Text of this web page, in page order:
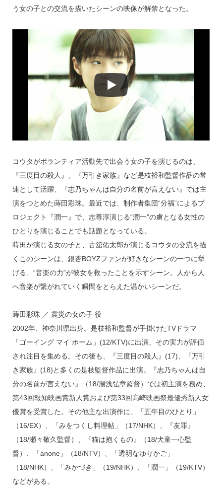
う女の子との交流を描いたシーンの映像が解禁となった。
コウタがボランティア活動先で出会う女の子を演じるのは、
『三度目の殺人』、『万引き家族』など是枝裕和監督作品の常
連として活躍、『志乃ちゃんは自分の名前が言えない』では主
演をつとめた蒔田彩珠。最近では、制作者集団“分福”によるプ
ロジェクト『潤一』で、志尊淳演じる“潤一”の虜となる女性の
ひとりを演じることでも話題となっている。
蒔田が演じる女の子と、古舘佑太郎が演じるコウタの交流を描
くこのシーンは、銀杏BOYZファンが好きなシーンの一つに挙
げる、“音楽の力”が彼女を救ったことを示すシーン。人から人
へ音楽が繋がれていく瞬間をとらえた温かいシーンだ。
蒔田彩珠 ／ 震災の女の子 役
2002年、神奈川県出身。是枝裕和監督が手掛けたTVドラマ
「ゴーイング マイ ホーム」(12/KTV)に出演、その実力が評価
され注目を集める。その後も、『三度目の殺人』(17)、『万引
き家族』(18)と多くの是枝監督作品に出演。『志乃ちゃんは自
分の名前が言えない』（18/湯浅弘章監督）では初主演を務め、
第43回報知映画賞新人賞および第33回高崎映画祭最優秀新人女
優賞を受賞した。その他主な出演作に、「五年目のひとり」
（16/EX）、「みをつくし料理帖」（17/NHK）、『友罪』
（18/瀬々敬久監督）、『猫は抱くもの』（18/犬童一心監
督）、「anone」（18/NTV）、「透明なゆりかご」
（18/NHK）、「みかづき」（19/NHK）、「潤一」（19/KTV）
などがある。